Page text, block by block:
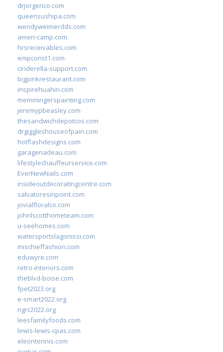
drjorgerico.com
queensushipa.com
wendyweimerdds.com
ameri-camp.com
hrsreceivables.com
empconst1.com
cinderella-support.com
bigpinkrestaurant.com
inspirehuahin.com
memmingerspainting.com
jeremypbeasley.com
thesandwichdepotcos.com
drgiggleshouseofpain.com
hotflashdesigns.com
garagenadeau.com
lifestylechauffeurservice.com
EverNewNails.com
insideoutdecoratingcentre.com
salvatoresinpoint.com
jovialfloralco.com
johnlscotthometeam.com
u-seehomes.com
watersportslagonissi.com
mischieffashion.com
eduwyre.com
retro-interiors.com
theblvd-boise.com
fpet2023.org
e-smart2022.org
ngrc2022.org
leesfamilyfoods.com
lewis-lewis-cpas.com
eleontennis.com